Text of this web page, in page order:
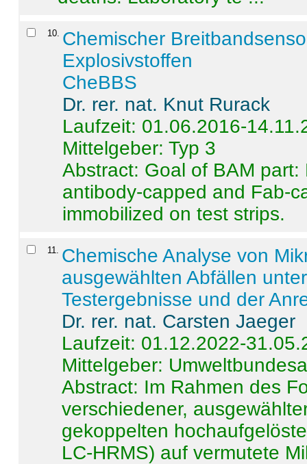
10 Chemischer
Explosivstoffen
CheBBS
Dr. rer. nat. Knut Rurack
Laufzeit: 01.06.2016-
Mittelgeber: Typ 3
Abstract: Goal of BAM
antibody-capped and Fab-
immobilized on test strips.
11
Chemische Analyse von
ausgewählten Abfällen
Testergebnisse und der
Dr. rer. nat. Carsten Jaeger
Laufzeit: 01.12.2022-
Mittelgeber:
Abstract: Im Rahmen des
verschiedener,
gekoppelten
LC-HRMS) auf vermutete